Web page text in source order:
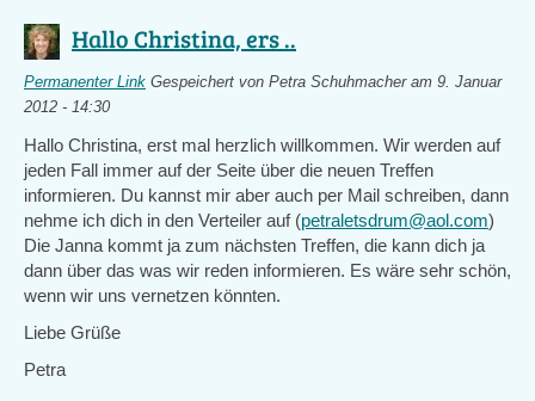
Hallo Christina, ers ..
Permanenter Link Gespeichert von Petra Schuhmacheram 9. Januar
2012 - 14:30
Hallo Christina, erst mal herzlich willkommen. Wir werden auf
jeden Fall immer auf der Seite über die neuen Treffen
informieren. Du kannst mir aber auch per Mail schreiben, dann
nehme ich dich in den Verteiler auf (petraletsdrum@aol.com)
Die Janna kommt ja zum nächsten Treffen, die kann dich ja
dann über das was wir reden informieren. Es wäre sehr schön,
wenn wir uns vernetzen könnten.
Liebe Grüße
Petra